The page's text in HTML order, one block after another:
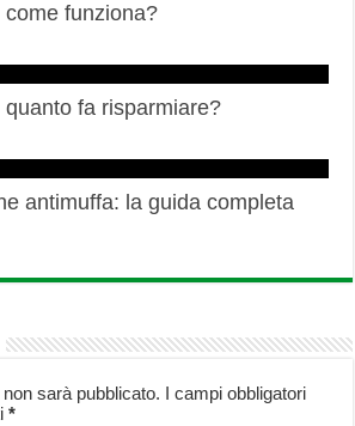
funziona?
fa risparmiare?
antimuffa: la guida completa
sarà pubblicato. I campi obbligatori
*